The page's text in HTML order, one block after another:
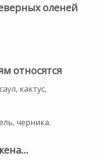
оленей
относятся
кактус,
черника.